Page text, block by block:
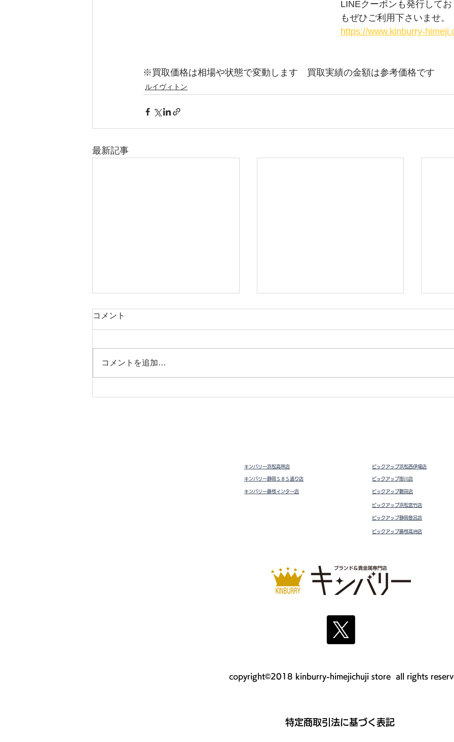
LINEクーポンも発行して
もぜひご利用下さいませ。
https://www.kinburry-
※買取価格は相場や状態で変動します　買取実績の金額は参考価格です
ルイヴィトン
最新記事
ジッピーコインパース
ドライビングシューズ スウェ
Vト
コメント
コメントを追加…
キンバリー浜松高林店
キンバリー静岡ＳＢＳ通り店
キンバリー藤枝インター店
ピックアップ浜松西伊場店
ピックアップ掛川 店
ピックアップ磐田店
ピックアップ浜松宮竹店
ピックアップ静岡登呂店
ピックアップ藤枝高洲店
copyright©2018 kinburry-himejichuji store all rights
​特定商取引法に基づく表記